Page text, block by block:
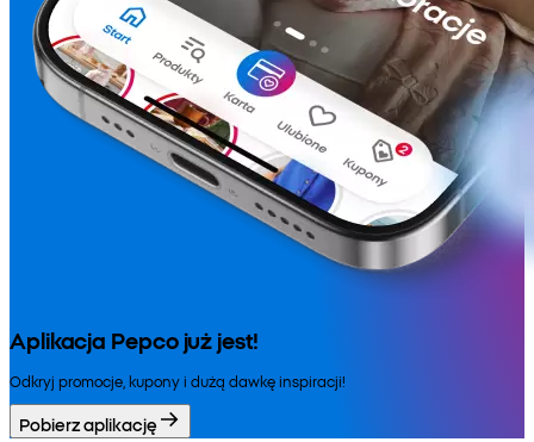
Aplikacja Pepco już jest!
Odkryj promocje, kupony i dużą dawkę inspiracji!
Pobierz aplikację